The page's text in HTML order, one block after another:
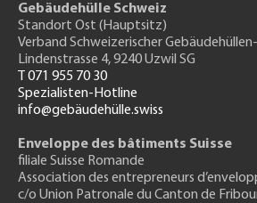
Gebäudehülle Schweiz
Standort Ost (Hauptsitz)
Verband Schweizerischer
Lindenstrasse 4, 9240 Uzwil SG
T 071 955 70 30
Spezialisten-Hotline
info@gebäudehülle.swiss
Enveloppe des bâtiments Suisse
filiale Suisse Romande
Association des entrepreneurs
c/o Union Patronale du Canton de